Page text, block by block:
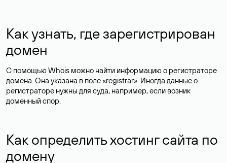
Как узнать, где зарегистрирован
домен
С помощью Whois можно найти информацию о регистраторе
домена. Она указана в поле «registrar». Иногда данные о
регистраторе нужны для суда, например, если возник
доменный спор.
Как определить хостинг сайта по
домену